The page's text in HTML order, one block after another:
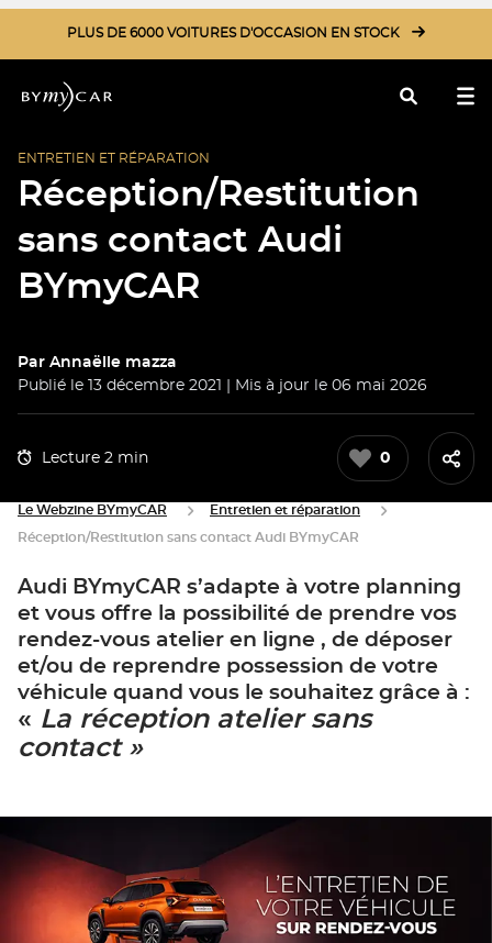
PLUS DE 6000 VOITURES D'OCCASION EN STOCK
Rechercher
ENTRETIEN ET RÉPARATION
Réception/Restitution
sans contact Audi
BYmyCAR
Par Annaëlle mazza
Publié le 13 décembre 2021 | Mis à jour le 06 mai 2026
Lecture 2 min 0
Le Webzine BYmyCAR Entretien et réparation
Réception/Restitution sans contact Audi BYmyCAR
Audi BYmyCAR s’adapte à votre planning
et vous offre la possibilité de prendre vos
rendez-vous atelier en ligne , de déposer
et/ou de reprendre possession de votre
véhicule quand vous le souhaitez grâce à :
« La réception atelier sans
contact »